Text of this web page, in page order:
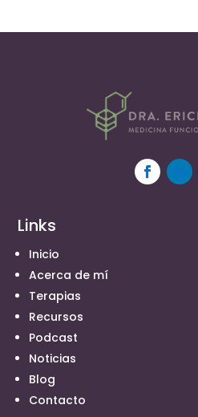
Links
Inicio
Acerca de mí
Terapias
Recursos
Podcast
Noticias
Blog
Contacto